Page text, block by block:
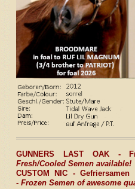
GUNNERS LAST OAK -
Fresh/Cooled Semen available!
CUSTOM NIC -
- Frozen Semen of awesome